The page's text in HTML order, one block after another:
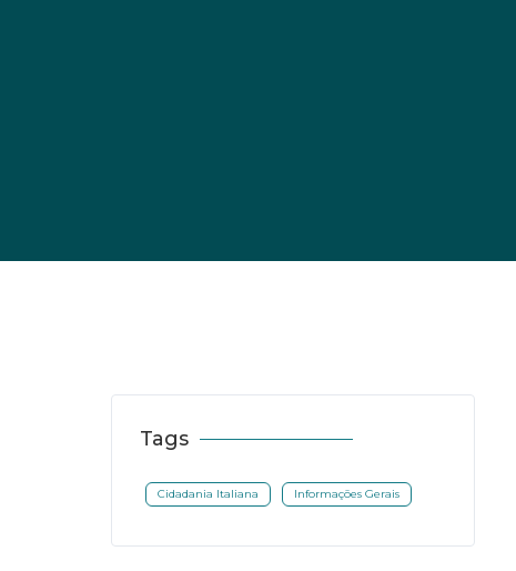
Tags
Cidadania Italiana Informações Gerais